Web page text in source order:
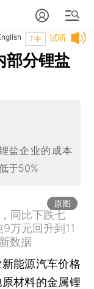
试听
T中
部分锂盐
盐企业的成本
于50%
原图
同比下跌七
万元回升到11
数据
能源汽车价格
材料的金属锂